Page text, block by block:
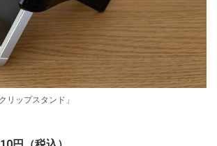
リップスタンド」